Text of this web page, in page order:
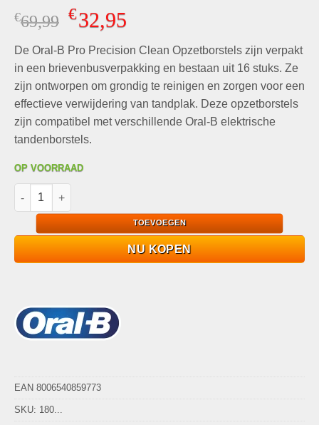
Gewaardeerd
4.78op 5
gebaseerd
waarderingen
€69,99 Oorspronkelijke
was:
€69,99.
€32,95Huidige
is:
€32,95.
De Oral-B Pro Precision Clean Opzetborstels zijn verpakt
in een brievenbusverpakking en bestaan uit 16 stuks. Ze
zijn ontworpen om grondig te reinigen en zorgen voor een
effectieve verwijdering van tandplak. Deze opzetborstels
zijn compatibel met verschillende Oral-B elektrische
tandenborstels.
OP VOORRAAD
Oral-B Pro Precision Clean Opzetborstels 16 stuks aantal
TOEVOEGEN
NU KOPEN
EAN 8006540859773
SKU: 180...